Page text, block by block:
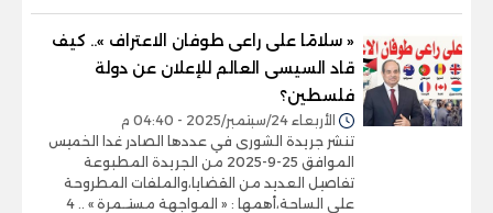
« سلامًا على راعى طوفان الاعتراف ».. كيف
قاد السيسى العالم للإعلان عن دولة
فلسطين؟
الأربعاء 24/سبتمبر/2025 - 04:40 م
تنشر جريدة الشورى في عددها الصادر غدا الخميس
الموافق 25-9-2025 من الجريدة المطبوعة
تفاصيل العديد من القضايا،والملفات المطروحة
على الساحة،أهمها : « المواجهة مستــمرة » .. 4